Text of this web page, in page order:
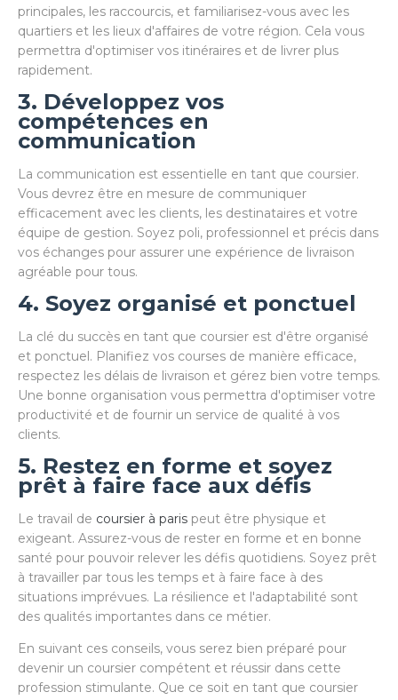
principales, les raccourcis, et familiarisez-vous avec les
quartiers et les lieux d'affaires de votre région. Cela vous
permettra d'optimiser vos itinéraires et de livrer plus
rapidement.
3. Développez vos
compétences en
communication
La communication est essentielle en tant que coursier.
Vous devrez être en mesure de communiquer
efficacement avec les clients, les destinataires et votre
équipe de gestion. Soyez poli, professionnel et précis dans
vos échanges pour assurer une expérience de livraison
agréable pour tous.
4. Soyez organisé et ponctuel
La clé du succès en tant que coursier est d'être organisé
et ponctuel. Planifiez vos courses de manière efficace,
respectez les délais de livraison et gérez bien votre temps.
Une bonne organisation vous permettra d'optimiser votre
productivité et de fournir un service de qualité à vos
clients.
5. Restez en forme et soyez
prêt à faire face aux défis
Le travail de coursier à paris peut être physique et
exigeant. Assurez-vous de rester en forme et en bonne
santé pour pouvoir relever les défis quotidiens. Soyez prêt
à travailler par tous les temps et à faire face à des
situations imprévues. La résilience et l'adaptabilité sont
des qualités importantes dans ce métier.
En suivant ces conseils, vous serez bien préparé pour
devenir un coursier compétent et réussir dans cette
profession stimulante. Que ce soit en tant que coursier